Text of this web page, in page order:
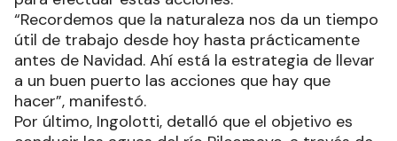
“Recordemos que la naturaleza nos da un tiempo
útil de trabajo desde hoy hasta prácticamente
antes de Navidad. Ahí está la estrategia de llevar
a un buen puerto las acciones que hay que
hacer”, manifestó.
Por último, Ingolotti, detalló que el objetivo es